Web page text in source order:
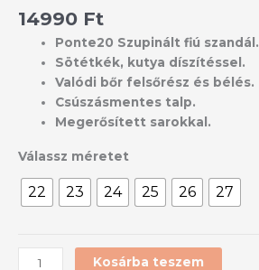
14990 Ft
Ponte20 Szupinált fiú szandál.
Sötétkék, kutya díszítéssel.
Valódi bőr felsőrész és bélés.
Csúszásmentes talp.
Megerősített sarokkal.
Válassz méretet
22 23 24 25 26 27
Kosárba teszem